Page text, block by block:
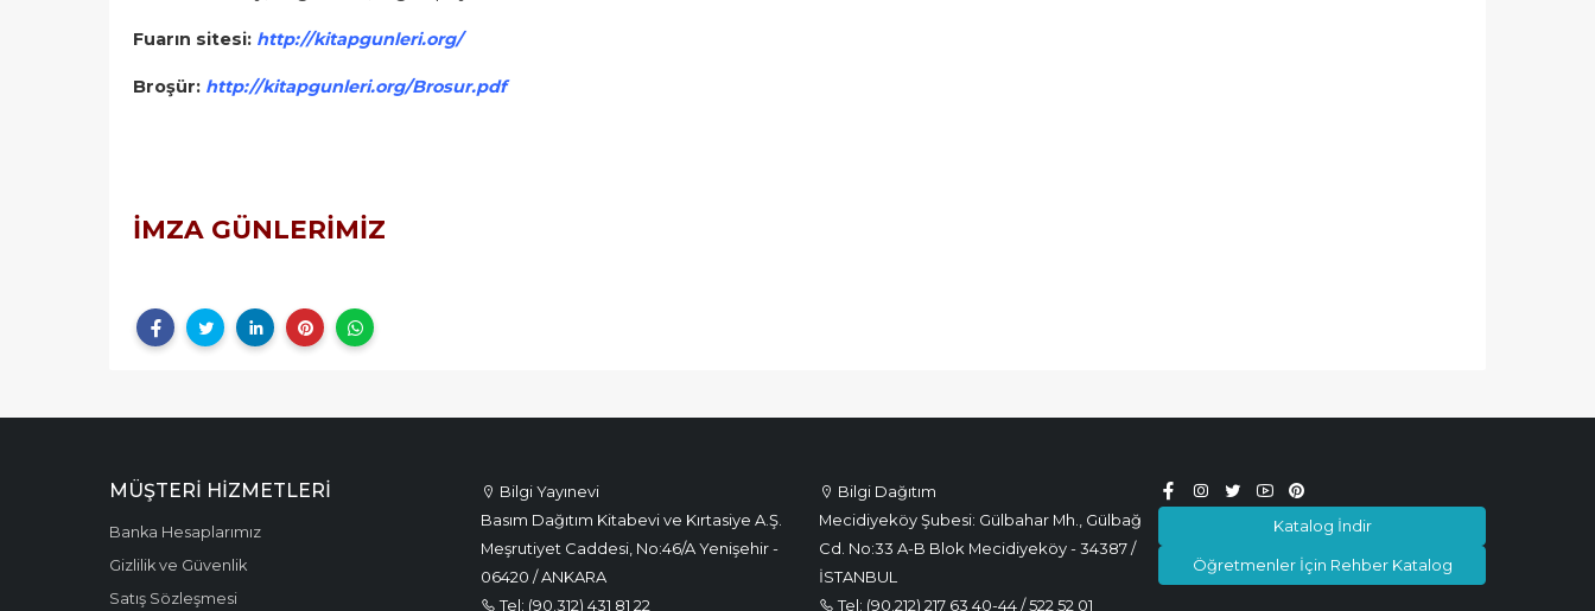
Fuarın sitesi: http://kitapgunleri.org/
Broşür: http://kitapgunleri.org/Brosur.pdf
İMZA GÜNLERİMİZ
Bilgi Yayınevi
Basım Dağıtım Kitabevi ve Kırtasiye A.Ş.
Meşrutiyet Caddesi, No:46/A Yenişehir -
06420 / ANKARA
Tel: (90.312) 431 81 22
Bilgi Dağıtım
Mecidiyeköy Şubesi: Gülbahar Mh., Gülbağ
Cd. No:33 A-B Blok Mecidiyeköy - 34387 /
İSTANBUL
Tel: (90.212) 217 63 40-44 / 522 52 01
Katalog İndir
Öğretmenler İçin Rehber Katalog
MÜŞTERI HIZMETLERI
Banka Hesaplarımız
Gizlilik ve Güvenlik
Satış Sözleşmesi